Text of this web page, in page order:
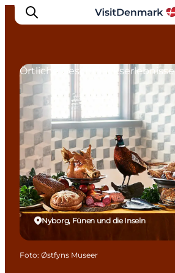
Inspiration
Regionen
Erlebnisse
Unterkünfte
Reiseplanung
Nyborg, Fünen und die Inseln
Örtliche Geschmackserlebnisse
Foto: Østfyns Museer